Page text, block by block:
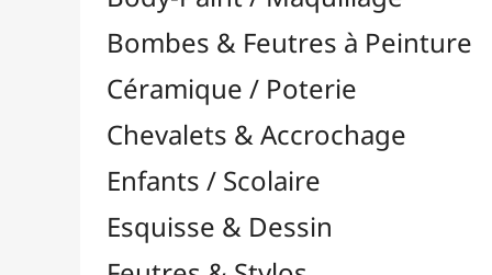
Feutres & Stylos
Librairie / Livres
Loisirs Créatifs
Médiums, Vernis & Colles
Modelage / Sculpture
Peintures / Couleurs
Résines / Moulage
Alginate